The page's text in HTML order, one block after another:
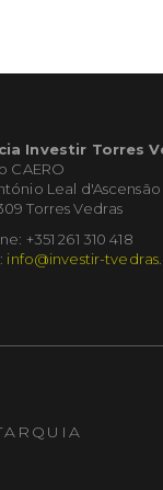
Investir Torres
CAERO
Leal d'Ascensão
Torres Vedras
+351 261 310 418
info@investir-